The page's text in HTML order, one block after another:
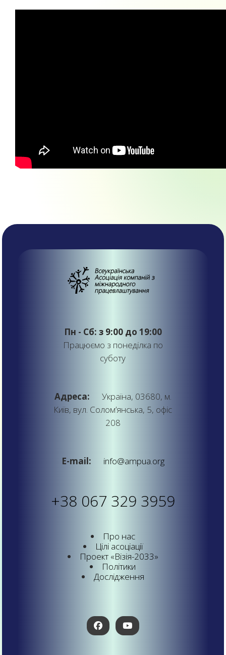
Пн - Сб: з 9:00 до 19:00
Працюємо з понеділка по
суботу
Адреса:
Україна, 03680, м.
Київ, вул. Солом’янська, 5, офіс
208
E-mail: info@ampua.org
+38 067 329 3959
Про нас
Цілі асоціації
Проект «Візія-2033»
Політики
Дослідження